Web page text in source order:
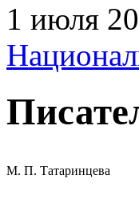
1 июля
М. П. Татаринцева